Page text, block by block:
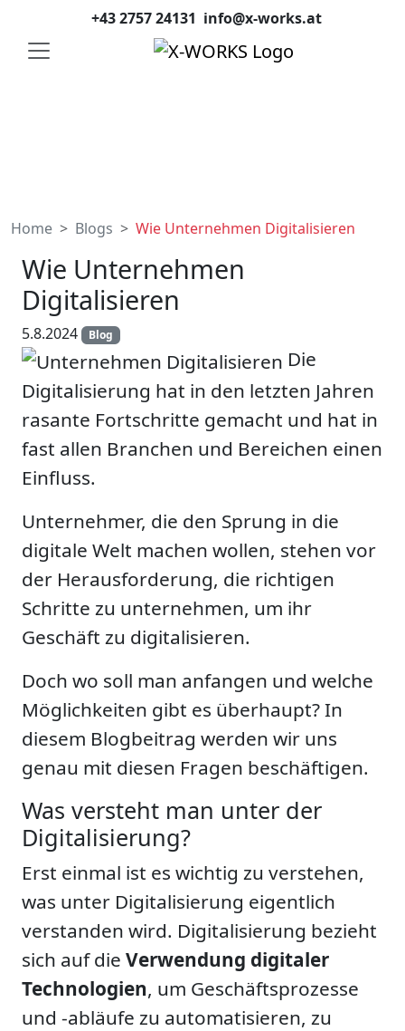
+43 2757 24131 info@x-works.at
Home Blogs Wie Unternehmen Digitalisieren
Wie Unternehmen
Digitalisieren
5.8.2024 Blog
Die
Digitalisierung hat in den letzten Jahren
rasante Fortschritte gemacht und hat in
fast allen Branchen und Bereichen einen
Einfluss.
Unternehmer, die den Sprung in die
digitale Welt machen wollen, stehen vor
der Herausforderung, die richtigen
Schritte zu unternehmen, um ihr
Geschäft zu digitalisieren.
Doch wo soll man anfangen und welche
Möglichkeiten gibt es überhaupt? In
diesem Blogbeitrag werden wir uns
genau mit diesen Fragen beschäftigen.
Was versteht man unter der
Digitalisierung?
Erst einmal ist es wichtig zu verstehen,
was unter Digitalisierung eigentlich
verstanden wird. Digitalisierung bezieht
sich auf die Verwendung digitaler
Technologien, um Geschäftsprozesse
und -abläufe zu automatisieren, zu